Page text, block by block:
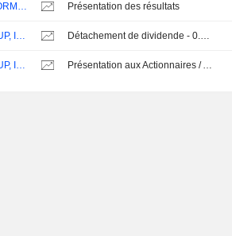
META PLATFORMS, INC. Présentation des résultats
MATCH GROUP, INC. Détachement de dividende - 0.2 USD
MATCH GROUP, INC. Présentation aux Actionnaires / Analystes